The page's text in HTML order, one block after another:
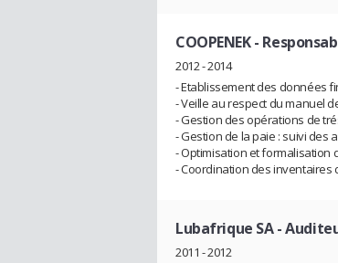
COOPENEK-
2012 - 2014
- Etablissement des données
- Veille au respect du manuel
- Gestion des opérations de
- Gestion de la paie : suivi
- Optimisation et formalisation
- Coordination des inventaires
Lubafrique SA-
2011 - 2012